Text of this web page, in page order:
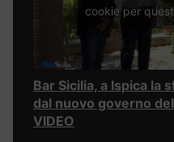
cookie per
Bar Sicilia, a Ispica la
dal nuovo governo
VIDEO